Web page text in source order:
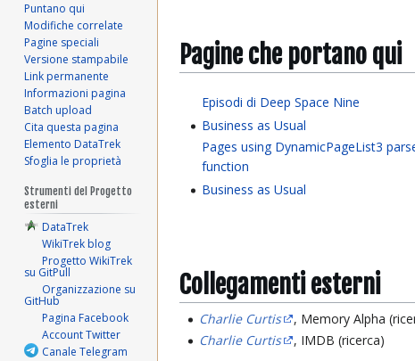
Pagine che portano qui
Episodi di Deep Space Nine
Business as Usual
Pages using DynamicPageList3
function
Business as Usual
Collegamenti esterni
Charlie Curtis
, Memory Alpha
Charlie Curtis
, IMDB (ricerca)
Puntano qui
Modifiche correlate
Pagine speciali
Versione stampabile
Link permanente
Informazioni pagina
Batch upload
Cita questa pagina
Elemento DataTrek
Sfoglia le proprietà
Strumenti del Progetto
esterni
DataTrek
WikiTrek blog
Progetto WikiTrek
su GitPull
Organizzazione su
GitHub
Pagina Facebook
Account Twitter
Canale Telegram